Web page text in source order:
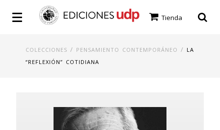
Tienda
COLECCIONES / PENSAMIENTO CONTEMPORÁNEO / LA
“REFLEXIÓN” COTIDIANA